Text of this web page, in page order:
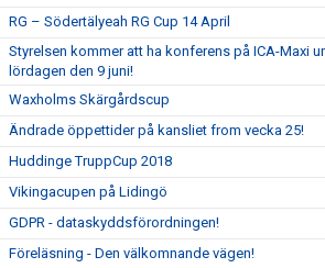
RG – Södertälyeah RG Cup 14 April
Styrelsen kommer att ha konferens på ICA-Maxi
lördagen den 9 juni!
Waxholms Skärgårdscup
Ändrade öppettider på kansliet from vecka 25!
Huddinge TruppCup 2018
Vikingacupen på Lidingö
GDPR - dataskyddsförordningen!
Föreläsning - Den välkomnande vägen!